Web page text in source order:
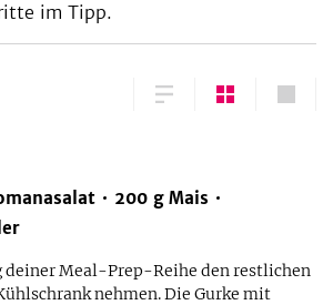
im Tipp.
200 g Mais
deiner Meal-Prep-Reihe den restlichen
nehmen. Die Gurke mit